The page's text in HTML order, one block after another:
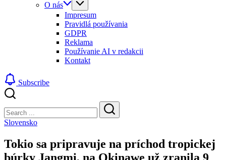
O nás
Impresum
Pravidlá používania
GDPR
Reklama
Používanie AI v redakcii
Kontakt
Subscribe
Search
Search
Slovensko
Tokio sa pripravuje na príchod tropickej